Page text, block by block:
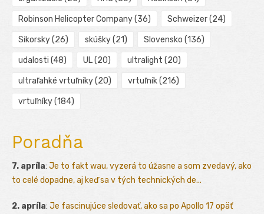
Robinson Helicopter Company(36) Schweizer(24)
Sikorsky(26) skúšky(21) Slovensko (136)
udalosti (48) UL(20) ultralight (20)
ultraľahké vrtuľníky(20) vrtuľník(216)
vrtuľníky(184)
Poradňa
7. apríla: Je to fakt wau, vyzerá to úžasne a som zvedavý, ako
to celé dopadne, aj keď sa v tých technických de...
2. apríla: Je fascinujúce sledovať, ako sa po Apollo 17 opäť